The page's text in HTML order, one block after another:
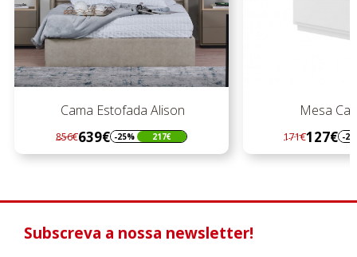
Cama Estofada Alison
Regular
preço
856€639€
Preço -25% 217€
Mesa
Regular
preço
171€127€
Preço -
Subscreva a nossa newsletter!